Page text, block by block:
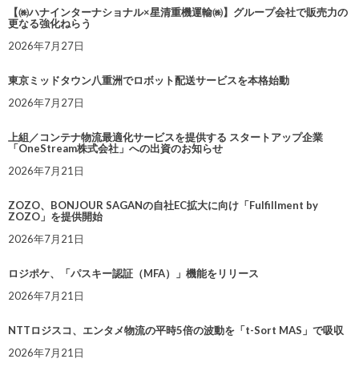
【㈱ハナインターナショナル×星清重機運輸㈱】グループ会社で販売力の
更なる強化ねらう
2026年7月27日
東京ミッドタウン八重洲でロボット配送サービスを本格始動
2026年7月27日
上組／コンテナ物流最適化サービスを提供する スタートアップ企業
「OneStream株式会社」への出資のお知らせ
2026年7月21日
ZOZO、BONJOUR SAGANの自社EC拡大に向け「Fulfillment by
ZOZO」を提供開始
2026年7月21日
ロジポケ、「パスキー認証（MFA）」機能をリリース
2026年7月21日
NTTロジスコ、エンタメ物流の平時5倍の波動を「t-Sort MAS」で吸収
2026年7月21日